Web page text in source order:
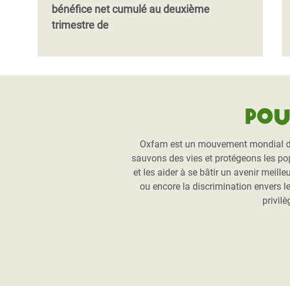
bénéfice net cumulé au deuxième
trimestre de
Oxfam est un mouvement mondial
sauvons des vies et protégeons les
et les aider à se bâtir un avenir
ou encore la discrimination envers